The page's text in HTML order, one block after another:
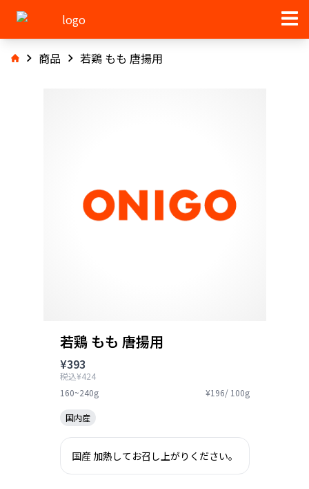
商品 若鶏 もも 唐揚用
若鶏 もも 唐揚用
¥393
税込¥424
160~240g
¥196/ 100g
国内産
国産 加熱してお召し上がりください。